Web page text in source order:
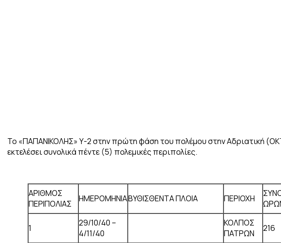
Το «ΠΑΠΑΝΙΚΟΛΗΣ» Υ-2 στην πρώτη φάση του πολέμου στην Αδριατική
εκτελέσει συνολικά πέντε (5) πολεμικές περιπολίες.
ΑΡΙΘΜΟΣ
ΠΕΡΙΠΟΛΙΑΣ
ΗΜΕΡΟΜΗΝΙΑΒΥΘΙΣΘΕΝΤΑ ΠΛΟΙΑ ΠΕΡΙΟΧΗ
1
29/10/40 –
4/11/40
ΚΟΛΠΟΣ
ΠΑΤΡΩΝ
216